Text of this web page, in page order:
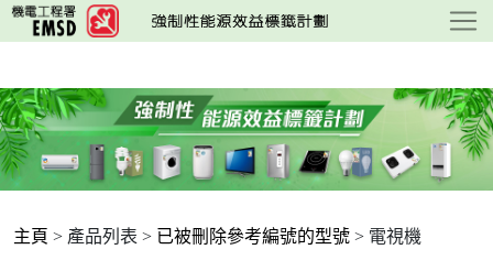
跳
至
要
內
容
主頁 > 產品列表 > 已被刪除參考編號的型號 > 電視機